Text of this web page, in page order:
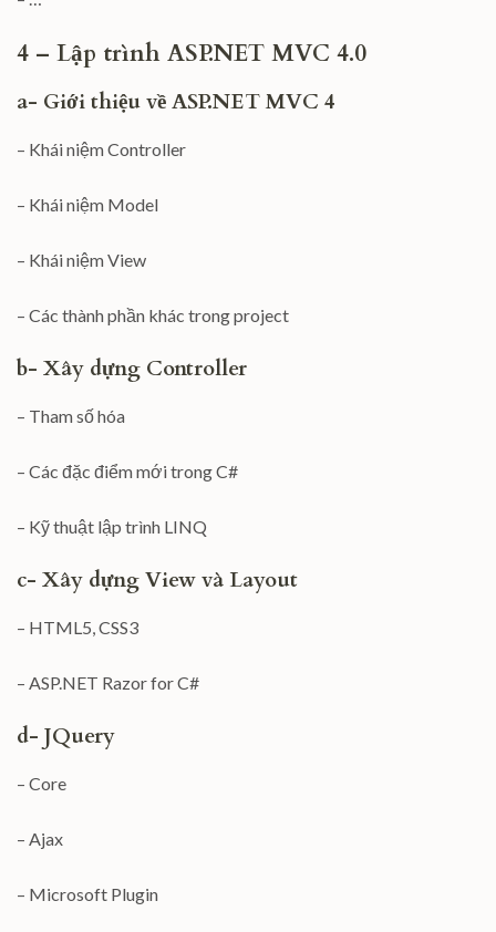
4 – Lập trình ASP.NET MVC 4.0
a- Giới thiệu về ASP.NET MVC 4
– Khái niệm Controller
– Khái niệm Model
– Khái niệm View
– Các thành phần khác trong project
b- Xây dựng Controller
– Tham số hóa
– Các đặc điểm mới trong C#
– Kỹ thuật lập trình LINQ
c- Xây dựng View và Layout
– HTML5, CSS3
– ASP.NET Razor for C#
d- JQuery
– Core
– Ajax
– Microsoft Plugin